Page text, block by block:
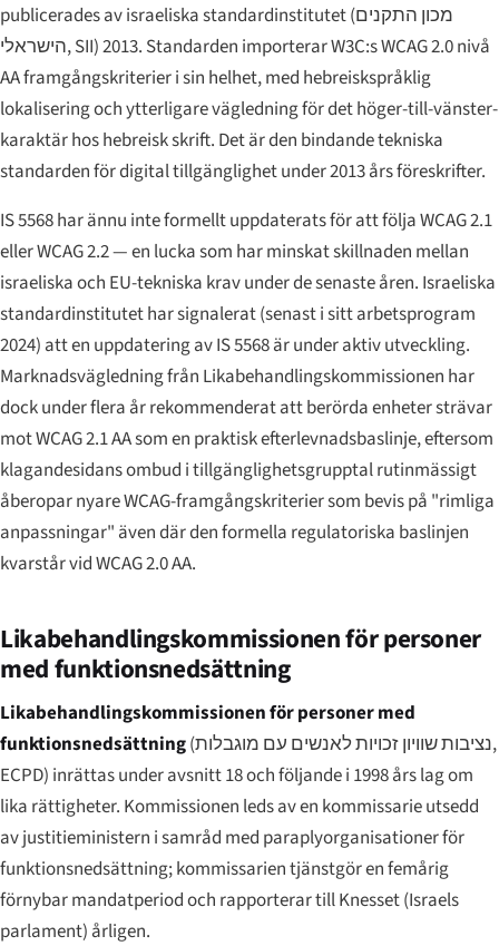
publicerades av israeliska standardinstitutet (מכון התקנים
הישראלי, SII) 2013. Standarden importerar W3C:s WCAG 2.0 nivå
AA framgångskriterier i sin helhet, med hebreiskspråklig
lokalisering och ytterligare vägledning för det höger-till-vänster-
karaktär hos hebreisk skrift. Det är den bindande tekniska
standarden för digital tillgänglighet under 2013 års föreskrifter.
IS 5568 har ännu inte formellt uppdaterats för att följa WCAG 2.1
eller WCAG 2.2 — en lucka som har minskat skillnaden mellan
israeliska och EU-tekniska krav under de senaste åren. Israeliska
standardinstitutet har signalerat (senast i sitt arbetsprogram
2024) att en uppdatering av IS 5568 är under aktiv utveckling.
Marknadsvägledning från Likabehandlingskommissionen har
dock under flera år rekommenderat att berörda enheter strävar
mot WCAG 2.1 AA som en praktisk efterlevnadsbaslinje, eftersom
klagandesidans ombud i tillgänglighetsgrupptal rutinmässigt
åberopar nyare WCAG-framgångskriterier som bevis på "rimliga
anpassningar" även där den formella regulatoriska baslinjen
kvarstår vid WCAG 2.0 AA.
Likabehandlingskommissionen för personer
med funktionsnedsättning
Likabehandlingskommissionen för personer med
funktionsnedsättning(נציבות שוויון זכויות לאנשים עם מוגבלות,
ECPD) inrättas under avsnitt 18 och följande i 1998 års lag om
lika rättigheter. Kommissionen leds av en kommissarie utsedd
av justitieministern i samråd med paraplyorganisationer för
funktionsnedsättning; kommissarien tjänstgör en femårig
förnybar mandatperiod och rapporterar till Knesset (Israels
parlament) årligen.